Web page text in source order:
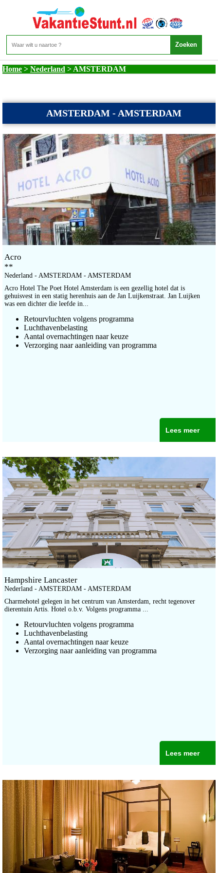
Nederland - AMSTERDAM
Home > Nederland > AMSTERDAM
AMSTERDAM - AMSTERDAM
Acro
**
Nederland - AMSTERDAM - AMSTERDAM
Acro Hotel The Poet Hotel Amsterdam is een gezellig hotel dat is
gehuisvest in een statig herenhuis aan de Jan Luijkenstraat. Jan Luijken
was een dichter die leefde in...
Retourvluchten volgens programma
Luchthavenbelasting
Aantal overnachtingen naar keuze
Verzorging naar aanleiding van programma
Lees meer
Hampshire Lancaster
Nederland - AMSTERDAM - AMSTERDAM
Charmehotel gelegen in het centrum van Amsterdam, recht tegenover
dierentuin Artis. Hotel o.b.v. Volgens programma ...
Retourvluchten volgens programma
Luchthavenbelasting
Aantal overnachtingen naar keuze
Verzorging naar aanleiding van programma
Lees meer